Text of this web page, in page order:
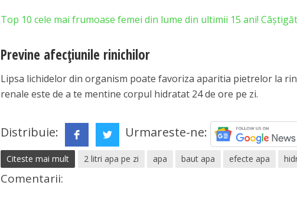
Top 10 cele mai frumoase femei din lume din ultimii 15 ani!
Previne afecțiunile rinichilor
Lipsa lichidelor din organism poate favoriza aparitia pietrelor la
renale este de a te mentine corpul hidratat 24 de ore pe zi.
Distribuie: Urmareste-ne:
Citeste mai mult 2 litri apa pe zi apa baut apa efecte apa
Comentarii: